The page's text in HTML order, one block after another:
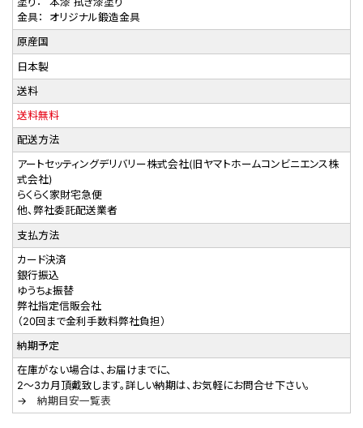
金具：
オリジナル鍛造金具
原産国
日本製
送料
送料無料
配送方法
アートセッティングデリバリー株式会社(旧ヤマトホームコンビニエンス株
式会社)
らくらく家財宅急便
他、弊社委託配送業者
支払方法
カード決済
銀行振込
ゆうちょ振替
弊社指定信販会社
（20回まで金利手数料弊社負担）
納期予定
在庫がない場合は、お届けまでに、
2～3カ月頂戴致します。詳しい納期は、お気軽にお問合せ下さい。
→納期目安一覧表